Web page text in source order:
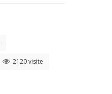
2120 visite